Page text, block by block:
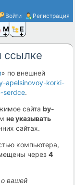
Войти Регистрация
Ещё
ссылке
» по внешней
apelsinovoy-korki-
serdce.
сайта by-
не указывать
сайтах.
компьютера,
через4
о вашей